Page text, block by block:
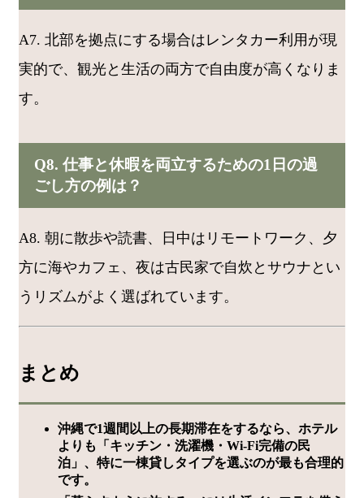
A7. 北部を拠点にする場合はレンタカー利用が現
実的で、観光と生活の両方で自由度が高くなりま
す。
Q8. 仕事と休暇を両立するための1日の過
ごし方の例は？
A8. 朝に散歩や読書、日中はリモートワーク、夕
方に海やカフェ、夜は古民家で自炊とサウナとい
うリズムがよく選ばれています。
まとめ
沖縄で1週間以上の長期滞在をするなら、ホテル
よりも「キッチン・洗濯機・Wi-Fi完備の民
泊」、特に一棟貸しタイプを選ぶのが最も合理的
です。